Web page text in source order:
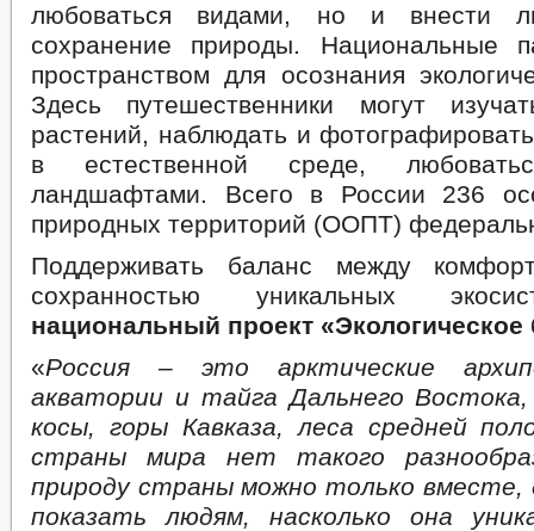
любоваться видами, но и внести
сохранение природы. Национальные
пространством для осознания
Здесь путешественники могут
растений, наблюдать и
в естественной среде,
ландшафтами. Всего в России 236
природных территорий (ООПТ)
Поддерживать баланс между
сохранностью уникальных
национальный проект «Экологическое
«Россия – это арктические
акватории и тайга Дальнего Востока,
косы, горы Кавказа, леса средней
страны мира нет такого
природу страны можно только вместе,
показать людям, насколько она